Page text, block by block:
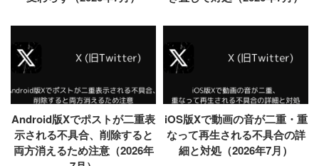
Android版Xでポストが二重表
示される不具合、削除すると
両方消えるため注意（2026年
iOS版Xで動画の音が二重・重
なって再生される不具合の詳
細と対処（2026年7月）